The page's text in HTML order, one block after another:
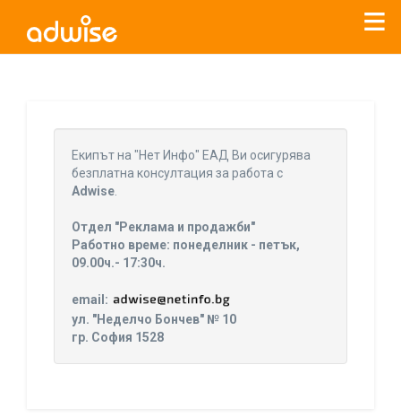
Уважаеми рекламодатели, с настоящото съобщение
бихме искали да Ви уведомим, че „Нет Инфо“ ЕАД (
прекратява услугата Adwiseсчитано от
г
Eкипът на "Нет Инфо" ЕАД Ви осигурява
безплатна консултация за работа с
Adwise.
Отдел "Реклама и продажби"
Работно време: понеделник - петък,
09.00ч.- 17:30ч.
email:
ул. "Неделчо Бончев" № 10
гр. София 1528